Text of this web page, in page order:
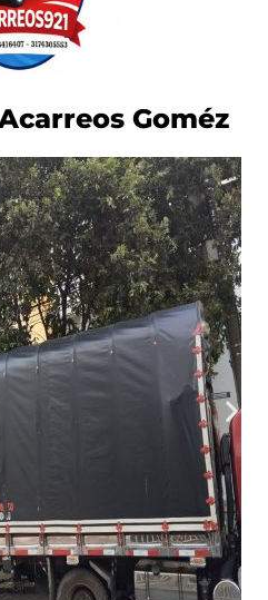
Goméz